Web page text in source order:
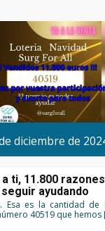
diciembre de
ti, 11.800
seguir ayudando
Esa es la cantidad de
40519 que hemos